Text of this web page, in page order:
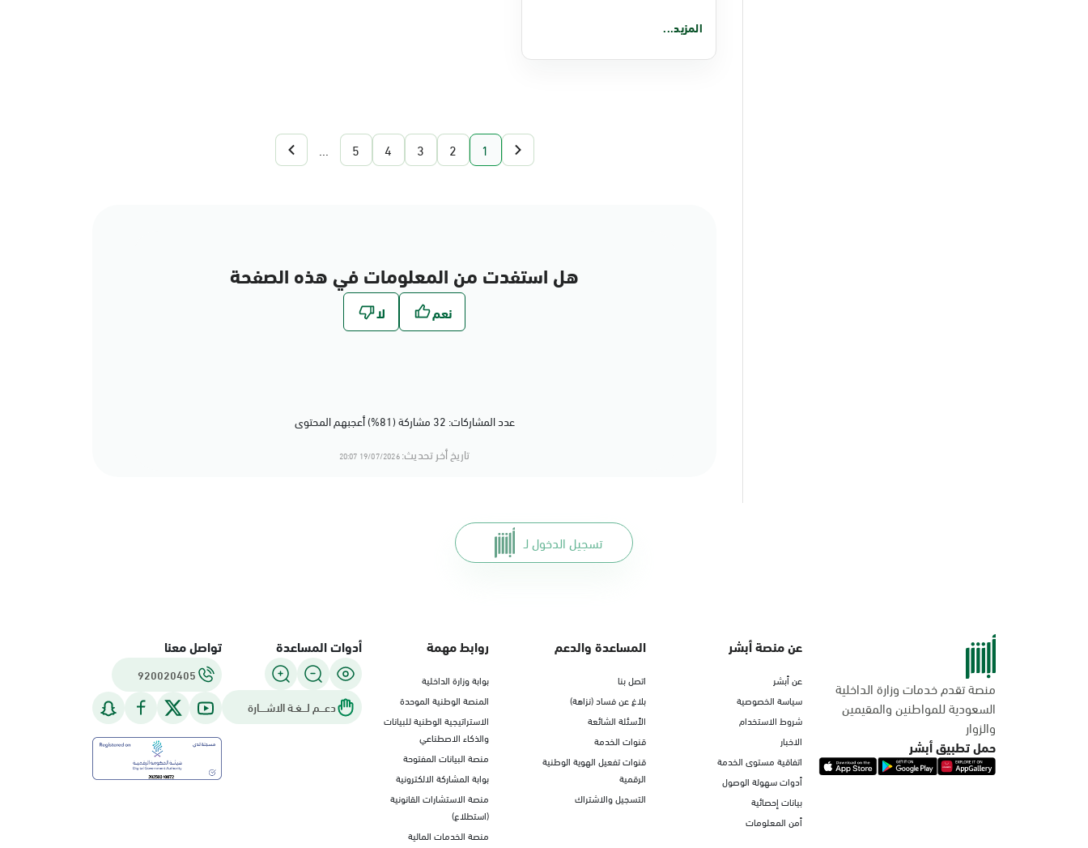
المزيد...
1
2
3
4
5
...
هل استفدت من المعلومات في هذه الصفحة
عدد المشاركات: 32 مشاركة (81%) أعجبهم المحتوى
تاريخ أخر تحديث:19/07/2026 20:07
تسجيل الدخول لـ
منصة تقدم خدمات وزارة الداخلية
السعودية للمواطنين والمقيمين
والزوار
حمل تطبيق أبشر
عن منصة أبشر
عن أبشر
سياسة الخصوصية
شروط الاستخدام
الاخبار
اتفاقية مستوى الخدمة
أدوات سهولة الوصول
بيانات إحصائية
أمن المعلومات
المساعدة والدعم
اتصل بنا
بلاغ عن فساد (نزاهة)
الأسئلة الشائعة
قنوات الخدمة
قنوات تفعيل الهوية الوطنية
الرقمية
التسجيل والاشتراك
روابط مهمة
بوابة وزارة الداخلية
المنصة الوطنية الموحدة
الاستراتيجية الوطنية للبيانات
والذكاء الاصطناعي
منصة البيانات المفتوحة
بوابة المشاركة الالكترونية
منصة الاستشارات القانونية
(استطلاع)
منصة الخدمات المالية
أدوات المساعدة
دعـــم لـــغـة الاشــــارة
تواصل معنا
920020405